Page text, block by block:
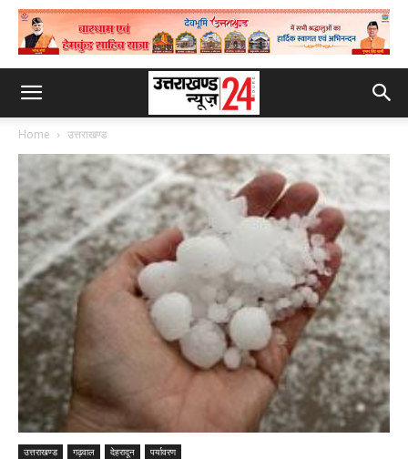
Home उत्तराखण्ड
उत्तराखण्ड गढ़वाल देहरादून पर्यावरण